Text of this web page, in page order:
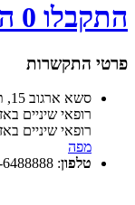
התקבלו 0 המלצות מטופלים על ד''ר אספרנה קרן - לחץ
פרטי התקשרות
סשא ארגוב 15, תל אביב
רופאי שיניים
רופאי שיניים
מפה
טלפון: